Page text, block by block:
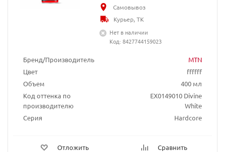
Бренд/Производитель
MTN
Цвет
ffffff
Объем
400 мл
Код оттенка по
производителю
EX0149010 Divine
White
Серия
Hardcore
Отложить Сравнить
Самовывоз
Курьер, ТК
Нет в наличии
Код: 8427744159023